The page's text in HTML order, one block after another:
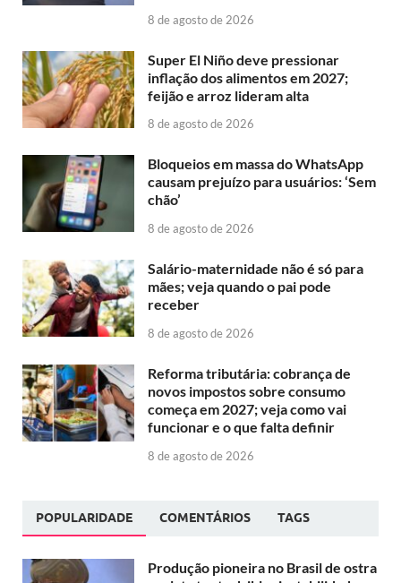
8 de agosto de 2026
Super El Niño deve pressionar
inflação dos alimentos em 2027;
feijão e arroz lideram alta
8 de agosto de 2026
Bloqueios em massa do WhatsApp
causam prejuízo para usuários: ‘Sem
chão’
8 de agosto de 2026
Salário-maternidade não é só para
mães; veja quando o pai pode
receber
8 de agosto de 2026
Reforma tributária: cobrança de
novos impostos sobre consumo
começa em 2027; veja como vai
funcionar e o que falta definir
8 de agosto de 2026
POPULARIDADE COMENTÁRIOS TAGS
Produção pioneira no Brasil de ostra